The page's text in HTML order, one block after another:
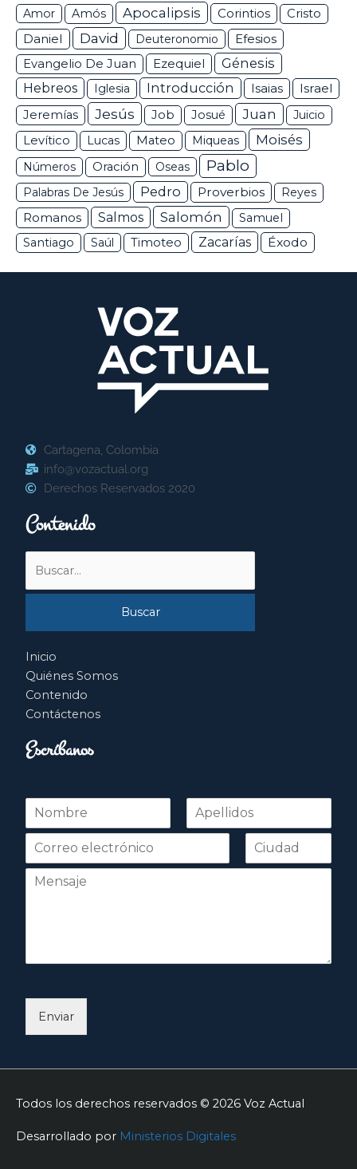
Amor Amós Apocalipsis Corintios Cristo
Daniel David Deuteronomio Efesios
Evangelio De Juan Ezequiel
Génesis
Hebreos
Iglesia Introducción Isaias Israel
Jeremías Jesús Job Josué Juan
Juicio
Levítico
Lucas Mateo Miqueas Moisés
Números Oración Oseas Pablo
Palabras De Jesús Pedro Proverbios Reyes
Romanos Salmos Salomón
Samuel
Santiago
Saúl Timoteo Zacarías Éxodo
Cartagena, Colombia
info@vozactual.org
Derechos Reservados 2020
Contenido
por:
Inicio
Quiénes Somos
Contenido
Contáctenos
Escríbanos
N
m
r
Nombre Apellidos
Enviar
Todos los derechos reservados © 2026 Voz Actual
Desarrollado por Ministerios Digitales